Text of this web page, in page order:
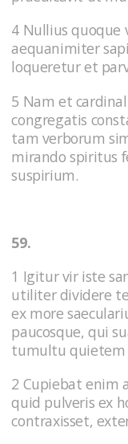
4 Nullius quoque
aequanimiter
loqueretur et
5 Nam et
congregatis
tam verborum
mirando spiritus
suspirium.
59.
1 Igitur vir iste
utiliter dividere
ex more
paucosque, qui
tumultu quietem
2 Cupiebat enim
quid pulveris ex
contraxisset,